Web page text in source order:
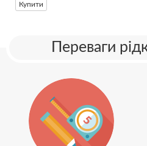
Купити
Переваги